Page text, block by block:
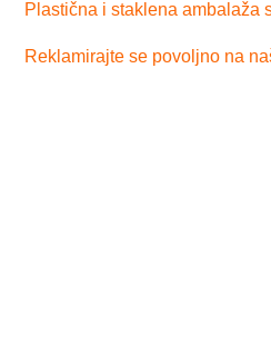
Plastična i staklena ambalaža
Reklamirajte se povoljno na